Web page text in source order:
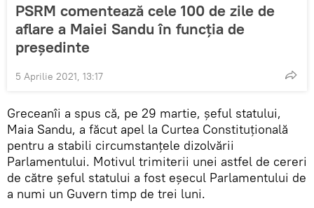
PSRM comentează cele 100 de zile de
aflare a Maiei Sandu în funcția de
președinte
5 Aprilie 2021, 13:17
Greceanîi a spus că, pe 29 martie, șeful statului,
Maia Sandu, a făcut apel la Curtea Constituțională
pentru a stabili circumstanțele dizolvării
Parlamentului. Motivul trimiterii unei astfel de cereri
de către șeful statului a fost eșecul Parlamentului de
a numi un Guvern timp de trei luni.